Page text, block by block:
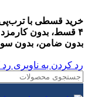
خرید قسطی با
۴ قسط، بدون کارمزد
بدون ضامن، بدون
رد کردن به ناوبری